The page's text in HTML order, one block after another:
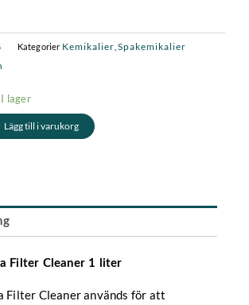
Kategorier Kemikalier ,Spakemikalier
I lager
Lägg till i varukorg
Filter Cleaner 1 liter
Filter Cleaner används för att